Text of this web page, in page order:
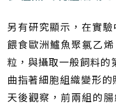
另有研究顯示，在實
餵食歐洲鱸魚聚氯乙
粒，與攝取一般飼料的
曲指著細胞組織變形
天後觀察，前兩組的